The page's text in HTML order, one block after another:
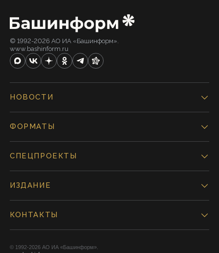
© 1992-2026 АО ИА «Башинформ».
www.bashinform.ru
НОВОСТИ
ФОРМАТЫ
СПЕЦПРОЕКТЫ
ИЗДАНИЕ
КОНТАКТЫ
© 1992-2026 АО ИА «Башинформ».